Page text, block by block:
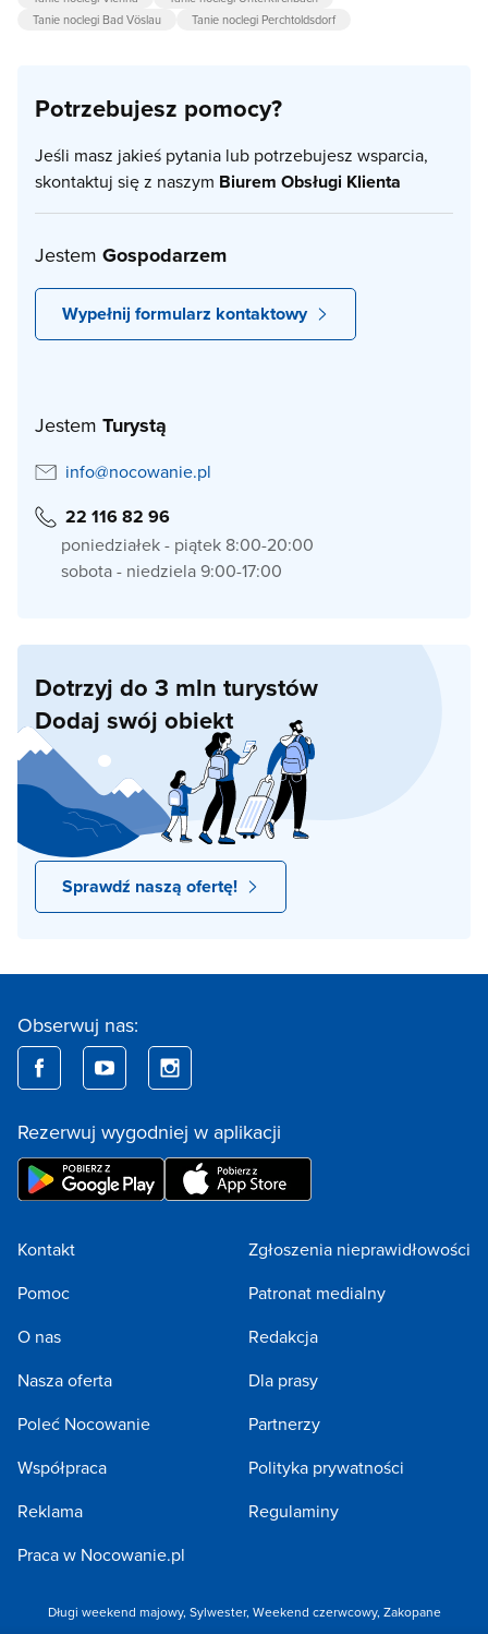
Tanie noclegi Bad Vöslau
Tanie noclegi Perchtoldsdorf
Potrzebujesz pomocy?
Jeśli masz jakieś pytania lub potrzebujesz wsparcia,
skontaktuj się z naszym Biurem Obsługi Klienta
Jestem Gospodarzem
Wypełnij formularz kontaktowy
Jestem Turystą
info@nocowanie.pl
22 116 82 96
poniedziałek - piątek 8:00-20:00
sobota - niedziela 9:00-17:00
Dotrzyj do 3 mln turystów
Dodaj swój obiekt
Sprawdź naszą ofertę!
Obserwuj nas:
Rezerwuj wygodniej w aplikacji
Kontakt
Pomoc
O nas
Nasza oferta
Poleć Nocowanie
Współpraca
Reklama
Praca w Nocowanie.pl
Zgłoszenia nieprawidłowości
Patronat medialny
Redakcja
Dla prasy
Partnerzy
Polityka prywatności
Regulaminy
Długi weekend majowy, Sylwester, Weekend czerwcowy, Zakopane